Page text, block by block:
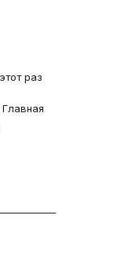
раз